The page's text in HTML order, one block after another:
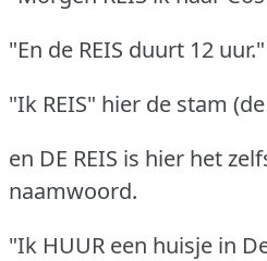
"En de REIS duurt 12 uur."
"Ik REIS" hier de stam
en DE REIS is hier het
naamwoord.
"Ik HUUR een huisje in